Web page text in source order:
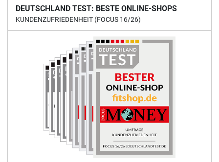
DEUTSCHLAND TEST: BESTE ONLINE-SHOPS
KUNDENZUFRIEDENHEIT (FOCUS 16/26)